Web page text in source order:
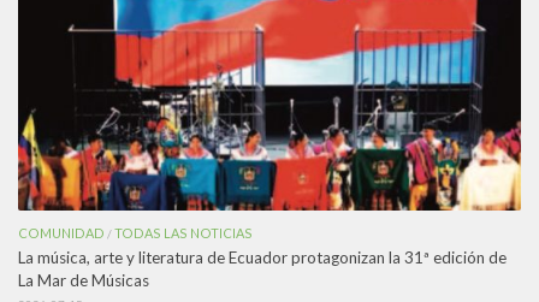
COMUNIDAD /TODAS LAS NOTICIAS
La música, arte y literatura de Ecuador protagonizan la 31ª edición de
La Mar de Músicas